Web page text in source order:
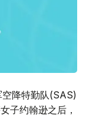
降特勤队(SAS)
子约翰逊之后，